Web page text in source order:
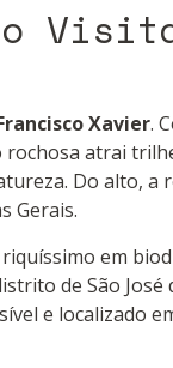
Xavier.
rochosa atrai
Do alto, a
Gerais.
em
de São José
e localizado